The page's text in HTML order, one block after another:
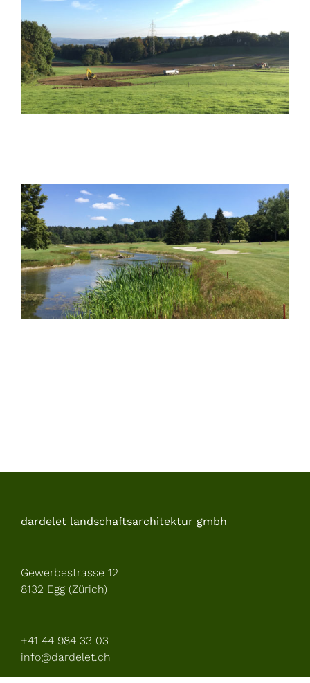
Kompensationsprojekt Fruchtfolgefläche,
Maur
Wasser und Landschaft
Renovation Golfplatz Zumikon
Wasser und Landschaft
dardelet landschaftsarchitektur gmbh
Gewerbestrasse 12
8132 Egg (Zürich)
+41 44 984 33 03
info@dardelet.ch